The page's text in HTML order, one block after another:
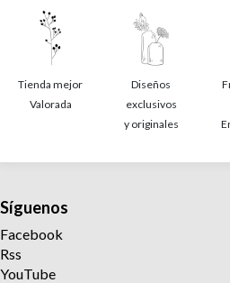
Tienda mejor
Valorada
Diseños
exclusivos
y originales
Síguenos
Facebook
Rss
YouTube